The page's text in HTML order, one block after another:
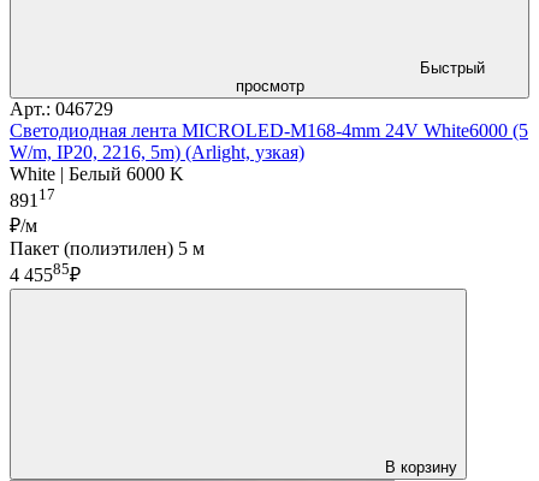
Быстрый
просмотр
Арт.: 046729
Светодиодная лента MICROLED-M168-4mm 24V White6000 (5
W/m, IP20, 2216, 5m) (Arlight, узкая)
White | Белый 6000 K
891 17
₽/м
Пакет (полиэтилен) 5 м
4 45585₽
В корзину